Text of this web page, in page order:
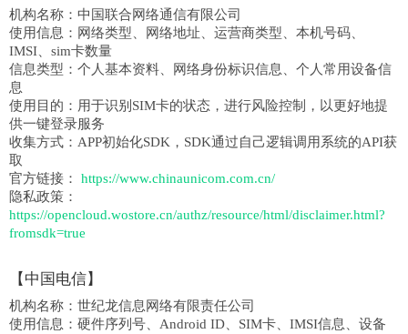
机构名称： 中国联合网络通信有限公司
使用信息： 网络类型、网络地址、运营商类型、本机号码、
IMSI、sim卡数量
信息类型： 个人基本资料、网络身份标识信息、个人常用设备信
息
使用目的： 用于识别SIM卡的状态，进行风险控制，以更好地提
供一键登录服务
收集方式： APP初始化SDK，SDK通过自己逻辑调用系统的API获
取
官方链接：
https://www.chinaunicom.com.cn/
隐私政策：
https://opencloud.wostore.cn/authz/resource/html/disclaimer.html?
fromsdk=true
【中国电信】
机构名称： 世纪龙信息网络有限责任公司
使用信息： 硬件序列号、Android ID、SIM卡、IMSI信息、设备